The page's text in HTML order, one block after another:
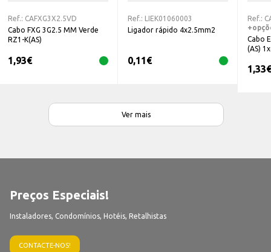
Ref.: CAFXG3X2.5VD
Cabo FXG 3G2.5 MM Verde
RZ1-K(AS)
1,93€
Ref.:
LIEK01060003
Ligador rápido 4x2.5mm2
0,11€
Ref.:
Cabo
(AS)
1,33€
Ver mais
Preços Especiais!
Instaladores, Condomínios, Hotéis, Retalhistas
CONTACTE-NOS!